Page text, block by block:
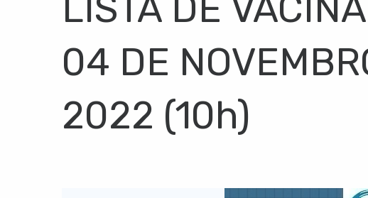
LISTA DE
04 DE
2022 (10h)